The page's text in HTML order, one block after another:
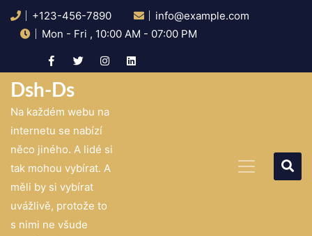
content
+123-456-7890
info@example.com
Mon - Fri , 10:00 AM - 07:00 PM
Dsh-Ds
Na každém webu na
internetu se nabízí
něco jiného. A lidé si
tak mohou vybírat. A
měli by si vybírat
uvážlivě, protože to
s nimi ne všude